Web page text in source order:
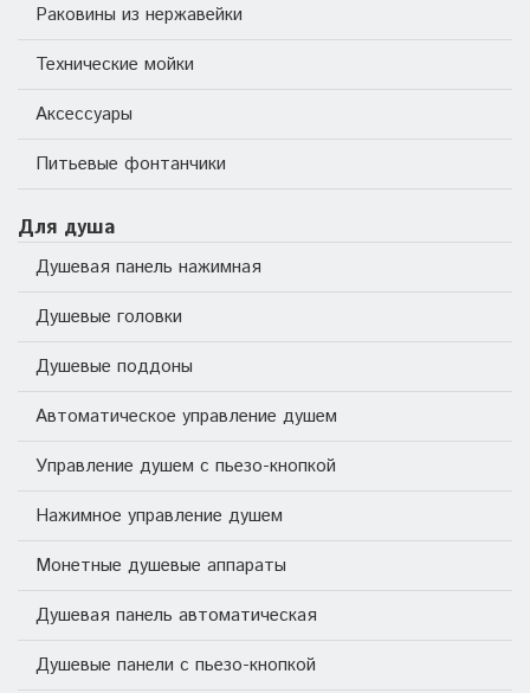
Раковины из нержавейки
Технические мойки
Аксессуары
Питьевые фонтанчики
Для душа
Душевая панель нажимная
Душевые головки
Душевые поддоны
Автоматическое управление душем
Управление душем с пьезо-кнопкой
Нажимное управление душем
Монетные душевые аппараты
Душевая панель автоматическая
Душевые панели с пьезо-кнопкой